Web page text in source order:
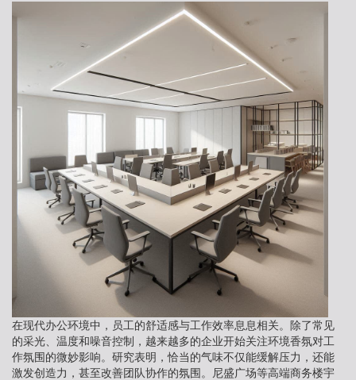
在现代办公环境中，员工的舒适感与工作效率息息相关。除了常见
的采光、温度和噪音控制，越来越多的企业开始关注环境香氛对工
作氛围的微妙影响。研究表明，恰当的气味不仅能缓解压力，还能
激发创造力，甚至改善团队协作的氛围。尼盛广场等高端商务楼宇